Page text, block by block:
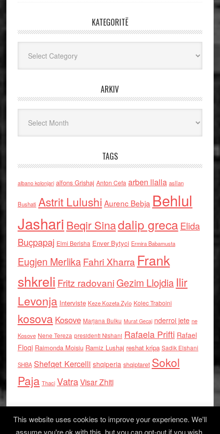
KATEGORITË
ARKIV
TAGS
albano kolonjari alfons Grishaj Anton Cefa arben llalla asllan
Bushati Astrit Lulushi Aurenc Bebja Behlul
Jashari Beqir Sinadalip grecaElida
Buçpapaj Elmi Berisha Enver Bytyci Ermira Babamusta
Eugjen MerlikaFahri Xharra Frank
shkreli Fritz radovaniGezim Llojdia Ilir
Levonja Interviste Keze Kozeta Zylo Kolec Traboini
kosova Kosove Marjana Bulku Murat Gecaj nderroi jete ne
Kosove Nene Tereza presidenti Nishani Rafaela Prifti Rafael
Floqi Raimonda Moisiu Ramiz Lushaj reshat kripa Sadik Elshani
SHBA Shefqet Kercelli shqiperia shqiptaret Sokol
Paja Thaci VatraVisar Zhiti
This website uses cookies to improve your experience. We'll
assume you're ok with this, but you can opt-out if you wish.